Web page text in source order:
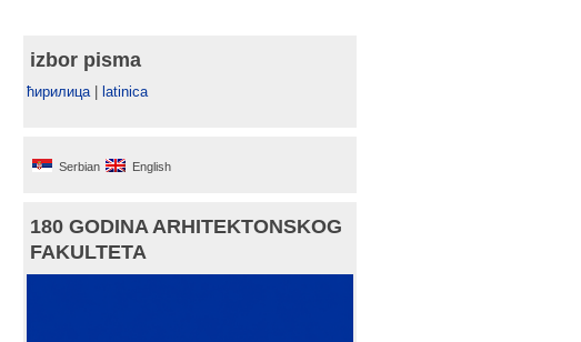
izbor pisma
ћирилица | latinica
Serbian English
180 GODINA ARHITEKTONSKOG
FAKULTETA